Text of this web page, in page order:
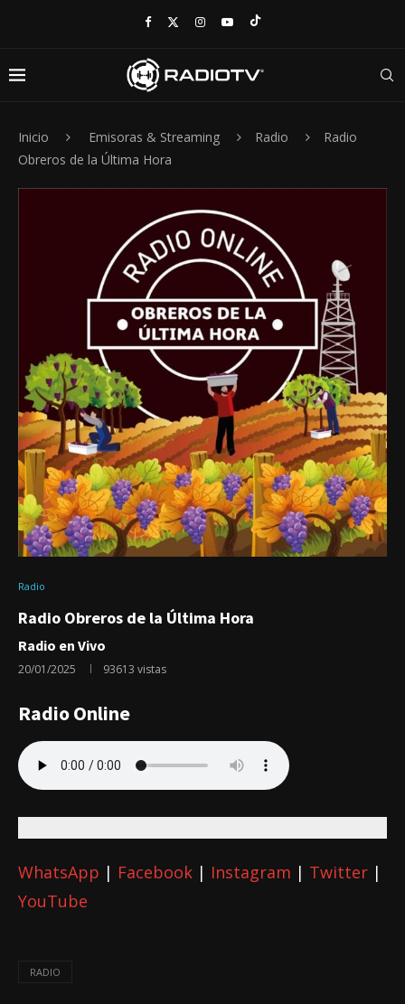
Inicio Emisoras & Streaming Radio
Radio
Obreros de la Última Hora
Radio
Radio Obreros de la Última Hora
Radio en Vivo
20/01/2025 93613 vistas
Radio Online
WhatsApp | Facebook | Instagram | Twitter |
YouTube
RADIO